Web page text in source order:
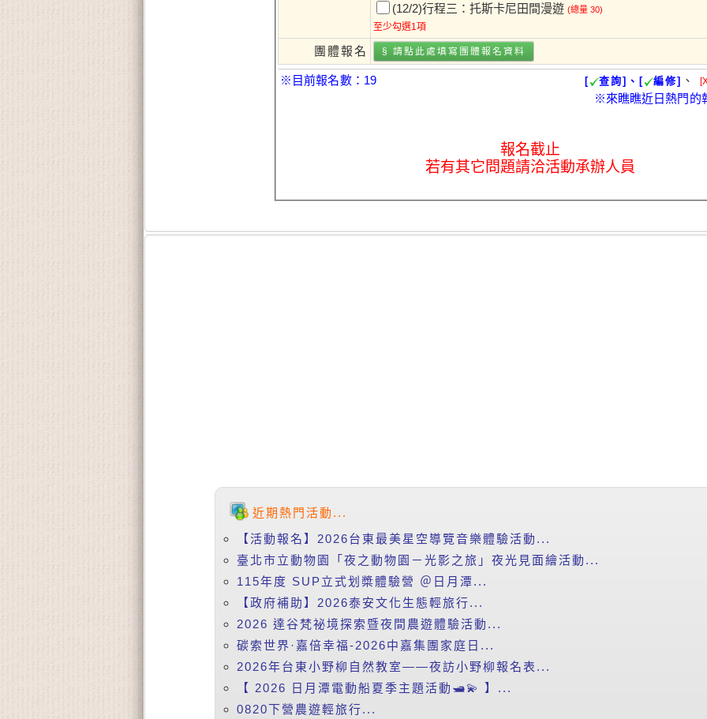
(12/2)行程三：托斯卡尼田間漫遊 (總量 30)
至少勾選1項
團體報名 § 請點此處填寫 團體報名 資料
※目前報名數：19 [ 查詢]、[ 編修] 、
※來瞧瞧近日熱門的
報名截止
若有其它問題請洽活動承辦人員
近期熱門活動...
【活動報名】2026台東最美星空導覽音樂體驗活動...
臺北市立動物園「夜之動物園－光影之旅」夜光見面繪活動...
115年度 SUP立式划槳體驗營 ＠日月潭...
【政府補助】2026泰安文化生態輕旅行...
2026 達谷梵祕境探索暨夜間農遊體驗活動...
碳索世界·嘉倍幸福-2026中嘉集團家庭日...
2026年台東小野柳自然教室——夜訪小野柳報名表...
【 2026 日月潭電動船夏季主題活動🛥️💫 】...
0820下營農遊輕旅行...